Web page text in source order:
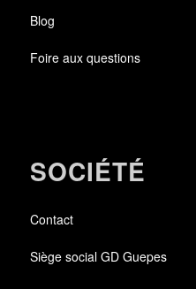
Blog
Foire aux questions
SOCIÉTÉ
Contact
Siège social GD Guepes